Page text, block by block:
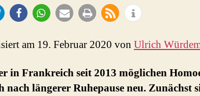
am 19. Februar 2020 von Ulrich
in Frankreich seit 2013 möglichen
nach längerer Ruhepause neu. Zunächst